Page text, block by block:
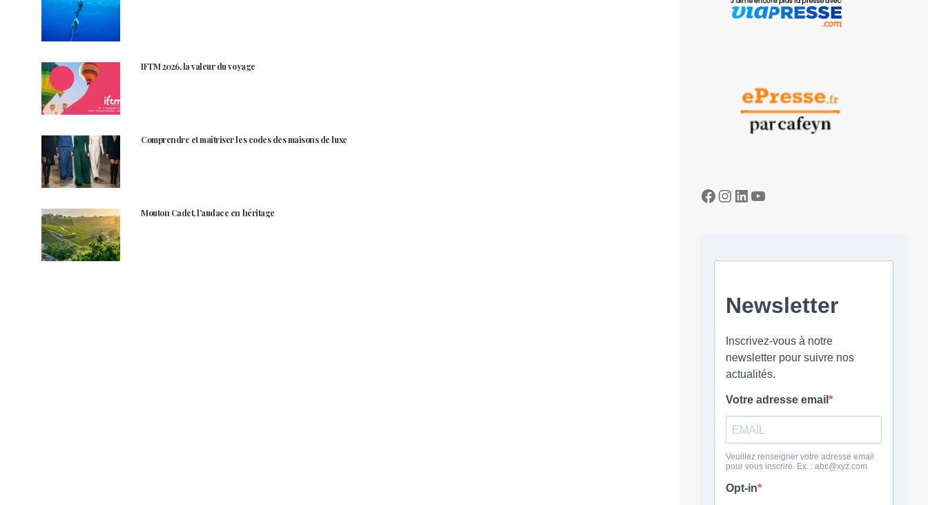
IFTM 2026, la valeur du voyage
Comprendre et maîtriser les codes des maisons de luxe
Mouton Cadet, l’audace en héritage
Facebook
Instagram
LinkedIn
YouTube